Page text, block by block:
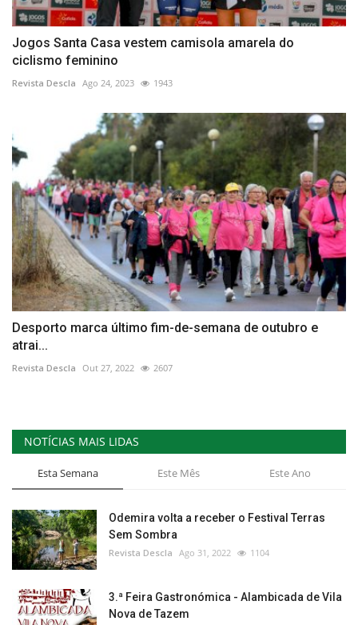
Jogos Santa Casa vestem camisola amarela do
ciclismo feminino
Revista Descla Ago 24, 2023 1943
Desporto marca último fim-de-semana de outubro e
atrai...
Revista Descla Out 27, 2022 2607
NOTÍCIAS MAIS LIDAS
Esta Semana Este Mês Este Ano
Odemira volta a receber o Festival Terras
Sem Sombra
Revista Descla Ago 31, 2022 1104
3.ª Feira Gastronómica - Alambicada de Vila
Nova de Tazem